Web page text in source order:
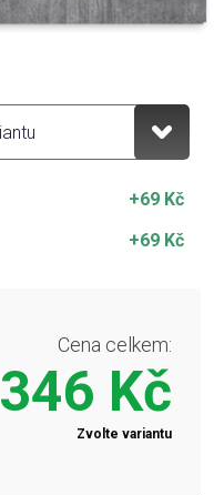
+69 Kč
+69 Kč
Cena celkem:
346 Kč
Zvolte variantu